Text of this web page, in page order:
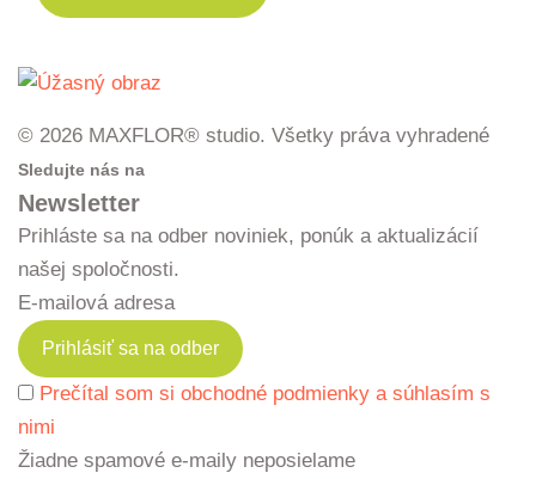
© 2026 MAXFLOR® studio. Všetky práva vyhradené
Sledujte nás na
Newsletter
Prihláste sa na odber noviniek, ponúk a aktualizácií
našej spoločnosti.
E-mailová adresa
Prečítal som si obchodné podmienky a súhlasím s
nimi
Žiadne spamové e-maily neposielame